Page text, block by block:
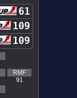
61
109
109
RMF
91